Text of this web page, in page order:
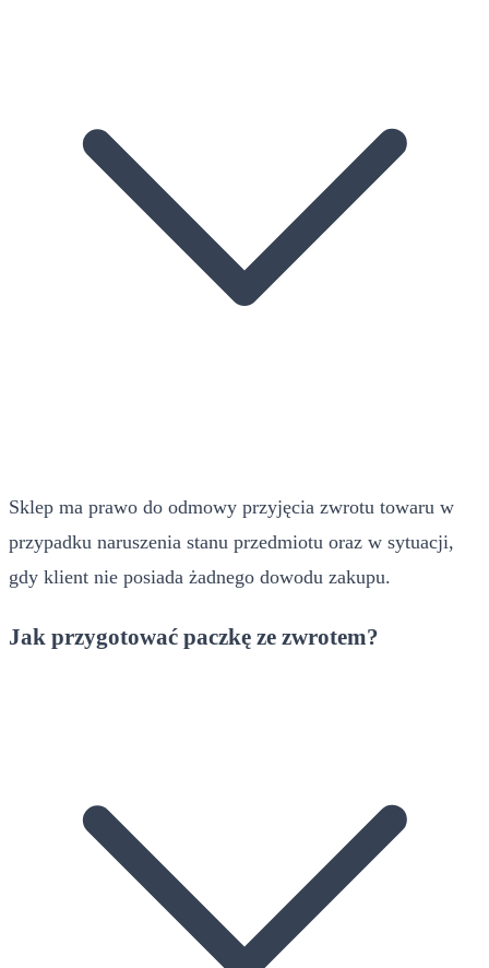
Sklep ma prawo do odmowy przyjęcia zwrotu towaru w
przypadku naruszenia stanu przedmiotu oraz w sytuacji,
gdy klient nie posiada żadnego dowodu zakupu.
Jak przygotować paczkę ze zwrotem?